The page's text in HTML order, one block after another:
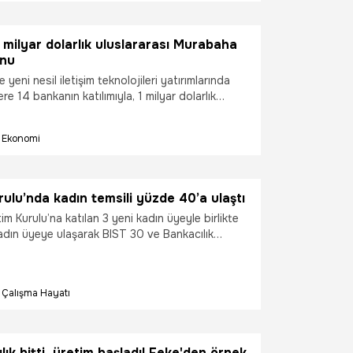
dolarlık uluslararası Murabaha
yeni nesil iletişim teknolojileri yatırımlarında
14 bankanın katılımıyla, 1 milyar dolarlık
Ekonomi
kadın temsili yüzde 40’a ulaştı
Kurulu’na katılan 3 yeni kadın üyeyle birlikte
üyeye ulaşarak BIST 30 ve Bankacılık
ulaşarak taahhüdünü de aşmış olduğu
Çalışma Hayatı